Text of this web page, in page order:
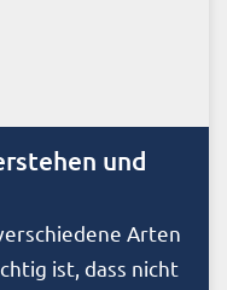
und
Arten
ist, dass nicht